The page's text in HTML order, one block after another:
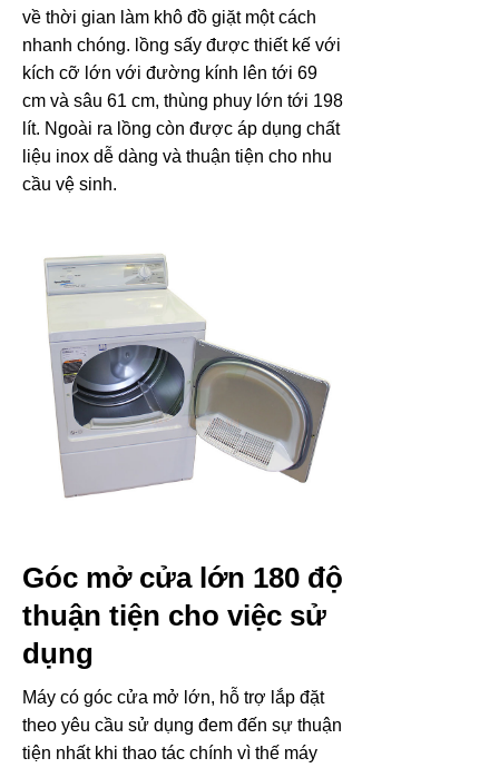
về thời gian làm khô đồ giặt một cách
nhanh chóng. lồng sấy được thiết kế với
kích cỡ lớn với đường kính lên tới 69
cm và sâu 61 cm, thùng phuy lớn tới 198
lít. Ngoài ra lồng còn được áp dụng chất
liệu inox dễ dàng và thuận tiện cho nhu
cầu vệ sinh.
Góc mở cửa lớn 180 độ
thuận tiện cho việc sử
dụng
Máy có góc cửa mở lớn, hỗ trợ lắp đặt
theo yêu cầu sử dụng đem đến sự thuận
tiện nhất khi thao tác chính vì thế máy